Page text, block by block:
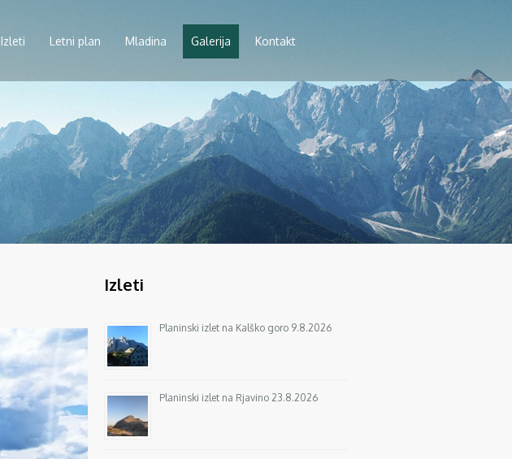
Izleti Letni plan Mladina Galerija Kontakt
Izleti
Planinski izlet na Kalško goro 9.8.2026
Planinski izlet na Rjavino 23.8.2026